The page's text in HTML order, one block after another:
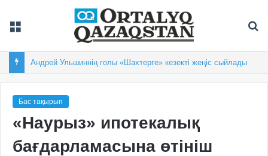
Андрей Ульшиннің голы «Шахтерге» кезекті жеңіс сыйлады
Бас тақырып
«Наурыз» ипотекалық
бағдарламасына өтініш